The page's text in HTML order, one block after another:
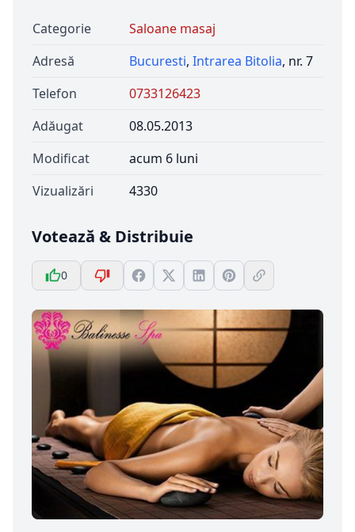
Categorie
Saloane masaj
Adresă
Bucuresti, Intrarea Bitolia, nr. 7
Telefon
0733126423
Adăugat
08.05.2013
Modificat
acum 6 luni
Vizualizări
4330
Votează & Distribuie
0